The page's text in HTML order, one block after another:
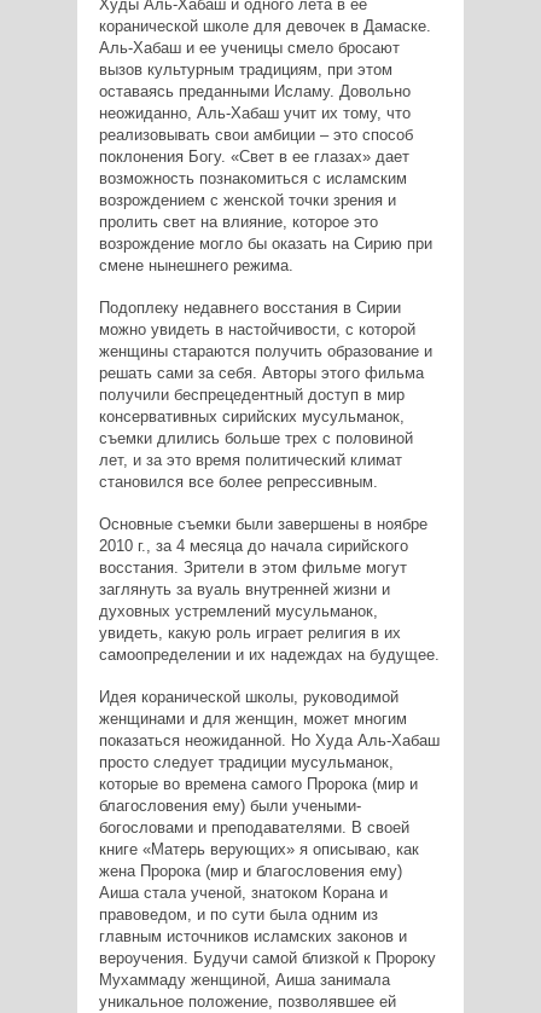
Худы Аль-Хабаш и одного лета в ее
коранической школе для девочек в Дамаске.
Аль-Хабаш и ее ученицы смело бросают
вызов культурным традициям, при этом
оставаясь преданными Исламу. Довольно
неожиданно, Аль-Хабаш учит их тому, что
реализовывать свои амбиции – это способ
поклонения Богу. «Свет в ее глазах» дает
возможность познакомиться с исламским
возрождением с женской точки зрения и
пролить свет на влияние, которое это
возрождение могло бы оказать на Сирию при
смене нынешнего режима.
Подоплеку недавнего восстания в Сирии
можно увидеть в настойчивости, с которой
женщины стараются получить образование и
решать сами за себя. Авторы этого фильма
получили беспрецедентный доступ в мир
консервативных сирийских мусульманок,
съемки длились больше трех с половиной
лет, и за это время политический климат
становился все более репрессивным.
Основные съемки были завершены в ноябре
2010 г., за 4 месяца до начала сирийского
восстания. Зрители в этом фильме могут
заглянуть за вуаль внутренней жизни и
духовных устремлений мусульманок,
увидеть, какую роль играет религия в их
самоопределении и их надеждах на будущее.
Идея коранической школы, руководимой
женщинами и для женщин, может многим
показаться неожиданной. Но Худа Аль-Хабаш
просто следует традиции мусульманок,
которые во времена самого Пророка (мир и
благословения ему) были учеными-
богословами и преподавателями. В своей
книге «Матерь верующих» я описываю, как
жена Пророка (мир и благословения ему)
Аиша стала ученой, знатоком Корана и
правоведом, и по сути была одним из
главным источников исламских законов и
вероучения. Будучи самой близкой к Пророку
Мухаммаду женщиной, Аиша занимала
уникальное положение, позволявшее ей